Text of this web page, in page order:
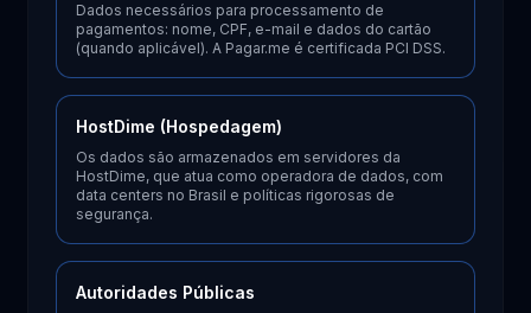
Dados necessários para processamento de
pagamentos: nome, CPF, e-mail e dados do cartão
(quando aplicável). A Pagar.me é certificada PCI DSS.
HostDime (Hospedagem)
Os dados são armazenados em servidores da
HostDime, que atua como operadora de dados, com
data centers no Brasil e políticas rigorosas de
segurança.
Autoridades Públicas